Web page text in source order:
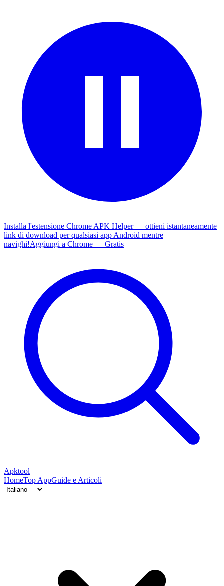
Installa l'estensione Chrome APK Helper — ottieni istantaneamente
link di download per qualsiasi app Android mentre
navighi!Aggiungi a Chrome — Gratis
Apktool
HomeTop AppGuide e Articoli